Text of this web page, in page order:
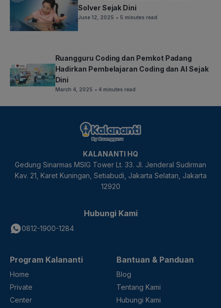
Solver Sejak Dini
June 12, 2025 • 5 minutes read
Ruangguru Coding dan Pemkot Padang
Hadirkan Pembelajaran Coding dan AI Sejak
Dini
March 4, 2025 • 4 minutes read
KALANANTI HQ
Gedung Sinarmas MSIG Tower Lt. 33. Jl. Jenderal Sudirman
Kav. 21, Karet Kuningan, Setiabudi, Jakarta Selatan, Jakarta
12920
Hubungi Kami
0812-1900-1284
Program Kalananti
Home
Private
Center
Bantuan & Panduan
Blog
Tentang Kami
Hubungi Kami